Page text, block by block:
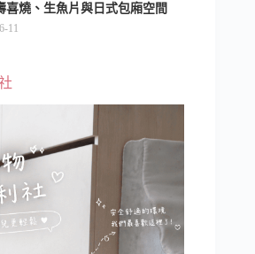
喜燒、生魚片與日式包廂空間
11